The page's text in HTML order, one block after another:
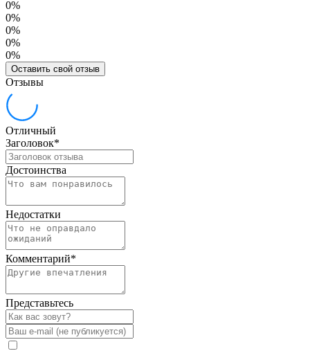
0%
0%
0%
0%
0%
Оставить свой отзыв
Отзывы
Отличный
Заголовок*
Достоинства
Недостатки
Комментарий*
Представьтесь